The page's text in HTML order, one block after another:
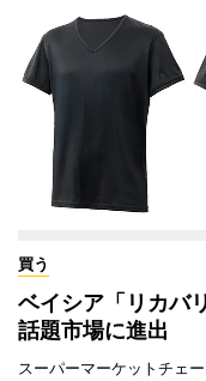
買う
ベイシア「リカバ
話題市場に進出
スーパーマーケットチェ